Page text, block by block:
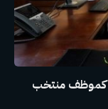
كموظف منتخب